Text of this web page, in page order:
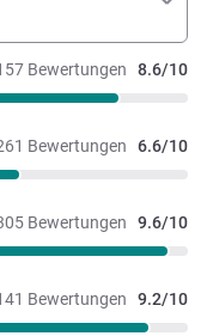
Bewertungen 8.6/10
Bewertungen 6.6/10
Bewertungen 9.6/10
Bewertungen 9.2/10